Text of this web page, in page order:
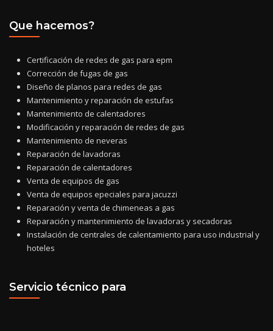
Que hacemos?
Certificación de redes de gas para epm
Corrección de fugas de gas
Diseño de planos para redes de gas
Mantenimiento y reparación de estufas
Mantenimiento de calentadores
Modificación y reparación de redes de gas
Mantenimiento de neveras
Reparación de lavadoras
Reparación de calentadores
Venta de equipos de gas
Venta de equipos epeciales para jacuzzi
Reparación y venta de chimeneas a gas
Reparación y mantenimiento de lavadoras y secadoras
Instalación de centrales de calentamiento para uso industrial y
hoteles
Servicio técnico para